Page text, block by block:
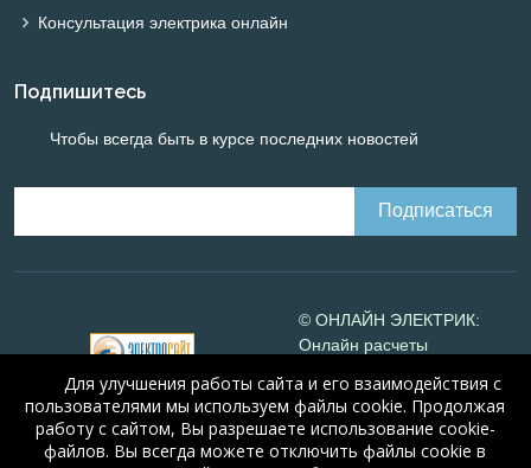
Консультация электрика онлайн
Подпишитесь
Чтобы всегда быть в курсе последних новостей
© ОНЛАЙН ЭЛЕКТРИК:
Онлайн расчеты
Online-electric.ru, 2008-
2026
© А.Н. Алюнов, 2008-2026
Для улучшения работы сайта и его взаимодействия с
пользователями мы используем файлы cookie. Продолжая
работу с сайтом, Вы разрешаете использование cookie-
файлов. Вы всегда можете отключить файлы cookie в